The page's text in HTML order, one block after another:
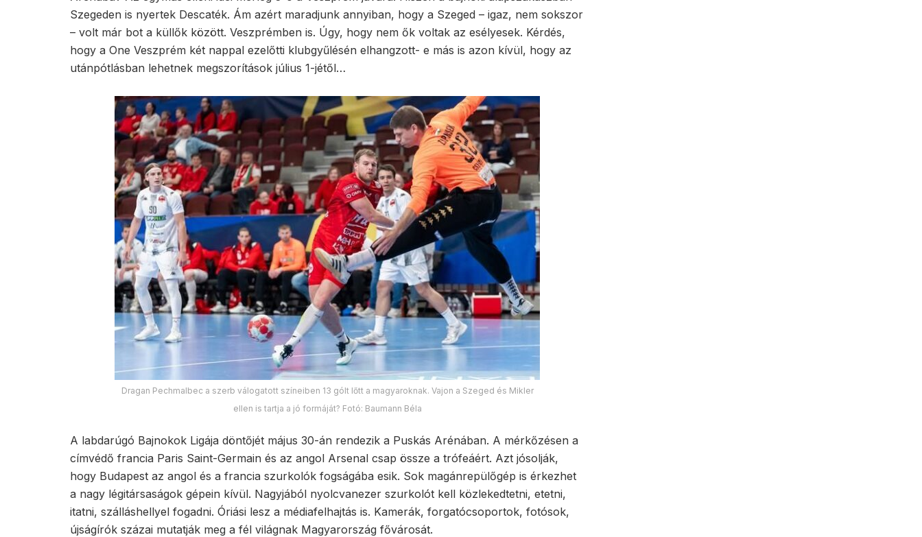
Szegeden is nyertek Descaték. Ám azért maradjunk annyiban, hogy a Szeged – igaz, nem sokszor
– volt már bot a küllők között. Veszprémben is. Úgy, hogy nem ők voltak az esélyesek. Kérdés,
hogy a One Veszprém két nappal ezelőtti klubgyűlésén elhangzott- e más is azon kívül, hogy az
utánpótlásban lehetnek megszorítások július 1-jétől…
Dragan Pechmalbec a szerb válogatott színeiben 13 gólt lőtt a magyaroknak. Vajon a Szeged és Mikler
ellen is tartja a jó formáját? Fotó: Baumann Béla
A labdarúgó Bajnokok Ligája döntőjét május 30-án rendezik a Puskás Arénában. A mérkőzésen a
címvédő francia Paris Saint-Germain és az angol Arsenal csap össze a trófeáért. Azt jósolják,
hogy Budapest az angol és a francia szurkolók fogságába esik. Sok magánrepülőgép is érkezhet
a nagy légitársaságok gépein kívül. Nagyjából nyolcvanezer szurkolót kell közlekedtetni, etetni,
itatni, szálláshellyel fogadni. Óriási lesz a médiafelhajtás is. Kamerák, forgatócsoportok, fotósok,
újságírók százai mutatják meg a fél világnak Magyarország fővárosát.